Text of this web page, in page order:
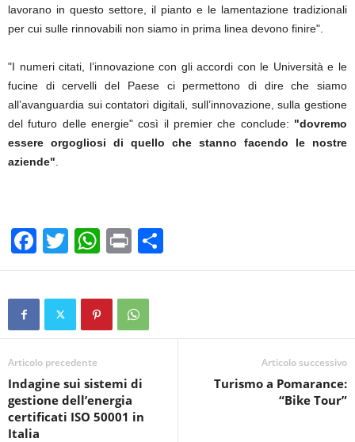
lavorano in questo settore, il pianto e le lamentazione tradizionali
per cui sulle rinnovabili non siamo in prima linea devono finire".
"I numeri citati, l’innovazione con gli accordi con le Università e le
fucine di cervelli del Paese ci permettono di dire che siamo
all’avanguardia sui contatori digitali, sull’innovazione, sulla gestione
del futuro delle energie" così il premier che conclude: "dovremo
essere orgogliosi di quello che stanno facendo le nostre
aziende"
F
a
c
b
o
o
k
T
wi
tt
W
h
at
s
A
p
Pr
in
t
o
vi
Articolo precedente
Indagine sui sistemi di
gestione dell’energia
certificati ISO 50001 in
Italia
Articolo successivo
Turismo a Pomarance:
“Bike Tour”